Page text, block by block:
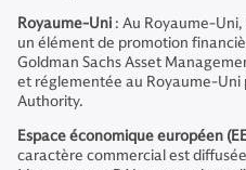
Royaume-Uni : Au Royaume-
un élément de promotion
Goldman Sachs Asset
et réglementée au Royaume-Uni
Authority.
Espace économique européen
caractère commercial est